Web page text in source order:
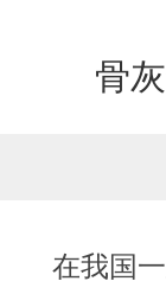
骨
在我国一